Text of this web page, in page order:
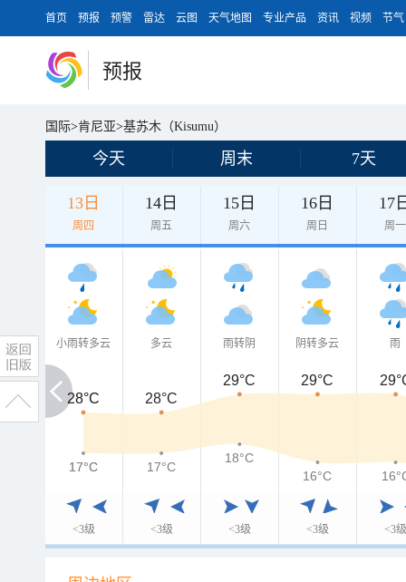
首页 预报 预警 雷达 云图 天气地图 专业产品 资讯 视频 节气
预报
国际>肯尼亚>基苏木（Kisumu）
今天 周末 7天
13日
周四
14日
周五
15日
周六
16日
周日
17
周一
小雨转多云
<3级
多云
<3级
雨转阴
<3级
阴转多云
<3级
雨
<3级
28°C
28°C 28°C
29°C 29°C
17°C
17°C 17°C
18°C
16°C